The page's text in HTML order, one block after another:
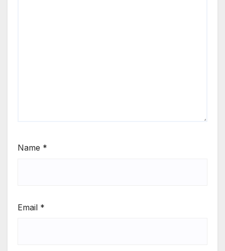
Name *
Email *